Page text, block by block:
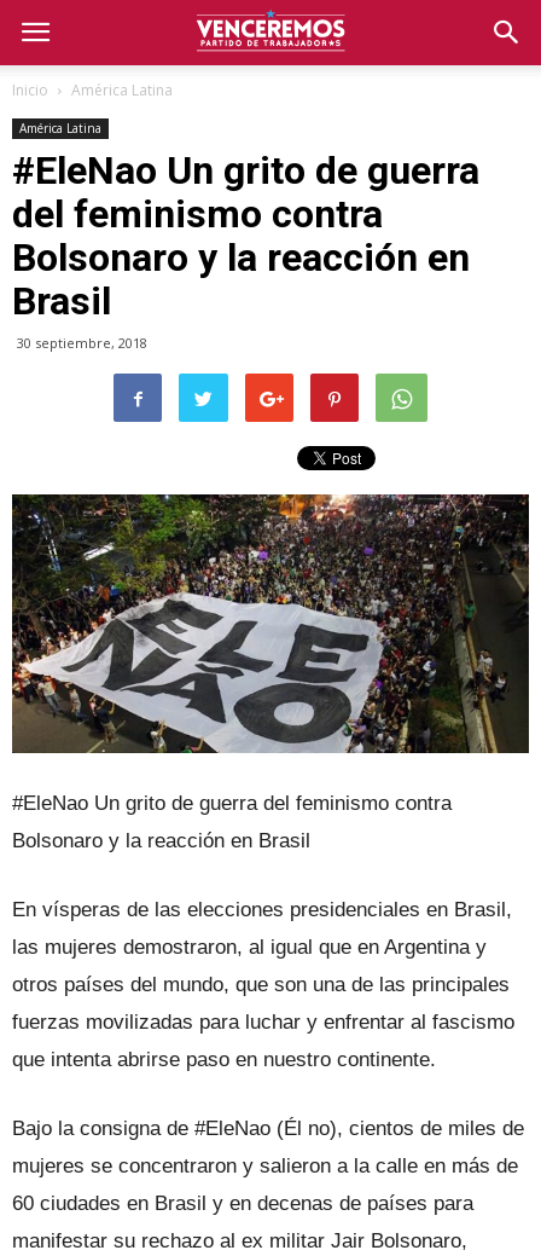
Inicio América Latina
América Latina
#EleNao Un grito de guerra
del feminismo contra
Bolsonaro y la reacción en
Brasil
30 septiembre, 2018
#EleNao Un grito de guerra del feminismo contra
Bolsonaro y la reacción en Brasil
En vísperas de las elecciones presidenciales en Brasil,
las mujeres demostraron, al igual que en Argentina y
otros países del mundo, que son una de las principales
fuerzas movilizadas para luchar y enfrentar al fascismo
que intenta abrirse paso en nuestro continente.
Bajo la consigna de #EleNao (Él no), cientos de miles de
mujeres se concentraron y salieron a la calle en más de
60 ciudades en Brasil y en decenas de países para
manifestar su rechazo al ex militar Jair Bolsonaro,